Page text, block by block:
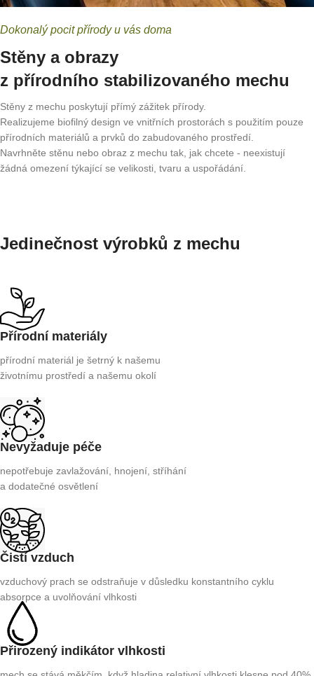
Dokonalý pocit přírody u vás doma
Stěny a obrazy
z přírodního stabilizovaného mechu
Stěny z mechu poskytují přímý zážitek přírody.
Realizujeme biofilný design ve vnitřních prostorách s použitím pouze
přírodních materiálů a prvků do zabudovaného prostředí.
Navrhněte stěnu nebo obraz z mechu tak, jak chcete - neexistují
žádná omezení týkající se velikosti, tvaru a uspořádání.
Jedinečnost výrobků z mechu
Přírodní materiály
přírodní materiál je šetrný k našemu
životnímu prostředí a našemu okolí
Nevyžaduje péče
nepotřebuje zavlažování, hnojení, stříhání
a dodatečné osvětlení
Čistí vzduch
vzduchový prach se odstraňuje v důsledku konstantního cyklu
absorpce a uvolňování vlhkosti
Přirozený indikátor vlhkosti